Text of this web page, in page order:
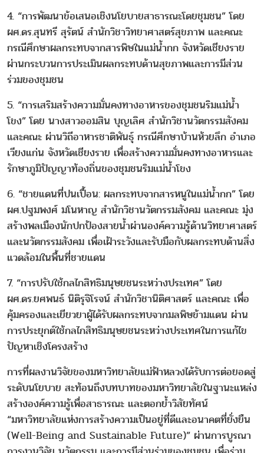
4. “การพัฒนาข้อเสนอเชิงนโยบายสาธารณะโดยชุมชน” โดย
ผศ.ดร.สุนทรี สุรัตน์ สำนักวิชาวิทยาศาสตร์สุขภาพ และคณะ
กรณีศึกษาผลกระทบจากสารพิษในแม่น้ำกก จังหวัดเชียงราย
ผ่านกระบวนการประเมินผลกระทบด้านสุขภาพและการมีส่วน
ร่วมของชุมชน
5. “การเสริมสร้างความมั่นคงทางอาหารของชุมชนริมแม่น้ำ
โขง” โดย นางสาวออมสิน บุญเลิศ สำนักวิชานวัตกรรมสังคม
และคณะ ผ่านวิถีอาหารชาติพันธุ์ กรณีศึกษาบ้านห้วยลึก อำเภอ
เวียงแก่น จังหวัดเชียงราย เพื่อสร้างความมั่นคงทางอาหารและ
รักษาภูมิปัญญาท้องถิ่นของชุมชนริมแม่น้ำโขง
6. “ชายแดนที่ปนเปื้อน: ผลกระทบจากสารหนูในแม่น้ำกก” โดย
ผศ.ปฐมพงศ์ มโนหาญ สำนักวิชานวัตกรรมสังคม และคณะ มุ่ง
สร้างพลเมืองนักปกป้องสายน้ำผ่านองค์ความรู้ด้านวิทยาศาสตร์
และนวัตกรรมสังคม เพื่อเฝ้าระวังและรับมือกับผลกระทบด้านสิ่ง
แวดล้อมในพื้นที่ชายแดน
7. “การปรับใช้กลไกสิทธิมนุษยชนระหว่างประเทศ” โดย
ผศ.ดร.ยศพนธ์ นิติรุจิโรจน์ สำนักวิชานิติศาสตร์ และคณะ เพื่อ
คุ้มครองและเยียวยาผู้ได้รับผลกระทบจากมลพิษข้ามแดน ผ่าน
การประยุกต์ใช้กลไกสิทธิมนุษยชนระหว่างประเทศในการแก้ไข
ปัญหาเชิงโครงสร้าง
การที่ผลงานวิจัยของมหาวิทยาลัยแม่ฟ้าหลวงได้รับการต่อยอดสู่
ระดับนโยบาย สะท้อนถึงบทบาทของมหาวิทยาลัยในฐานะแหล่ง
สร้างองค์ความรู้เพื่อสาธารณะ และตอกย้ำวิสัยทัศน์
“มหาวิทยาลัยแห่งการสร้างความเป็นอยู่ที่ดีและอนาคตที่ยั่งยืน
(Well-Being and Sustainable Future)” ผ่านการบูรณา